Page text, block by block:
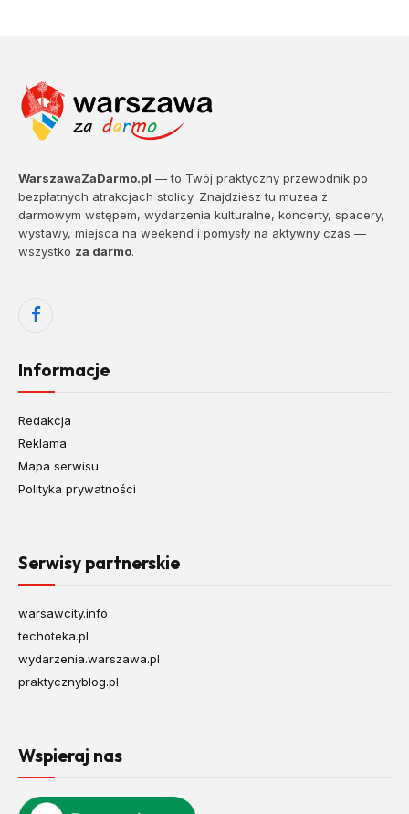
WarszawaZaDarmo.pl — to Twój praktyczny przewodnik po
bezpłatnych atrakcjach stolicy. Znajdziesz tu muzea z
darmowym wstępem, wydarzenia kulturalne, koncerty, spacery,
wystawy, miejsca na weekend i pomysły na aktywny czas —
wszystko za darmo.
Facebook
Informacje
Redakcja
Reklama
Mapa serwisu
Polityka prywatności
Serwisy partnerskie
warsawcity.info
techoteka.pl
wydarzenia.warszawa.pl
praktycznyblog.pl
Wspieraj nas